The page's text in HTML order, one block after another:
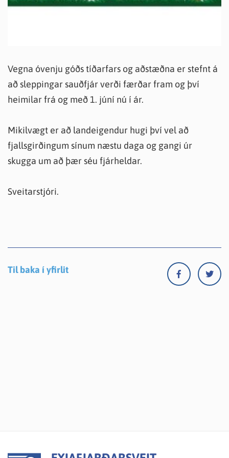
Vegna óvenju góðs tíðarfars og aðstæðna er stefnt á
að sleppingar sauðfjár verði færðar fram og því
heimilar frá og með 1. júní nú í ár.
Mikilvægt er að landeigendur hugi því vel að
fjallsgirðingum sínum næstu daga og gangi úr
skugga um að þær séu fjárheldar.
Sveitarstjóri.
Til baka í yfirlit